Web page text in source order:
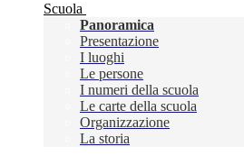
Scuola
Panoramica
Presentazione
I luoghi
Le persone
I numeri della scuola
Le carte della scuola
Organizzazione
La storia